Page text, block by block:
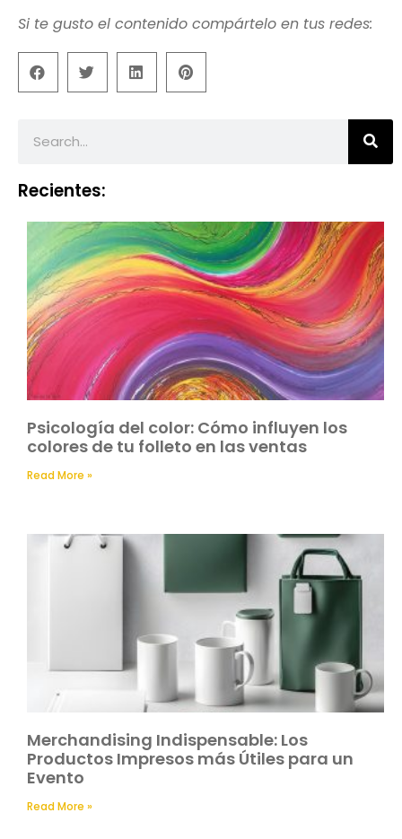
Si te gusto el contenido compártelo en tus redes:
Recientes:
Psicología del color: Cómo influyen los
colores de tu folleto en las ventas
Read More »
Merchandising Indispensable: Los
Productos Impresos más Útiles para un
Evento
Read More »